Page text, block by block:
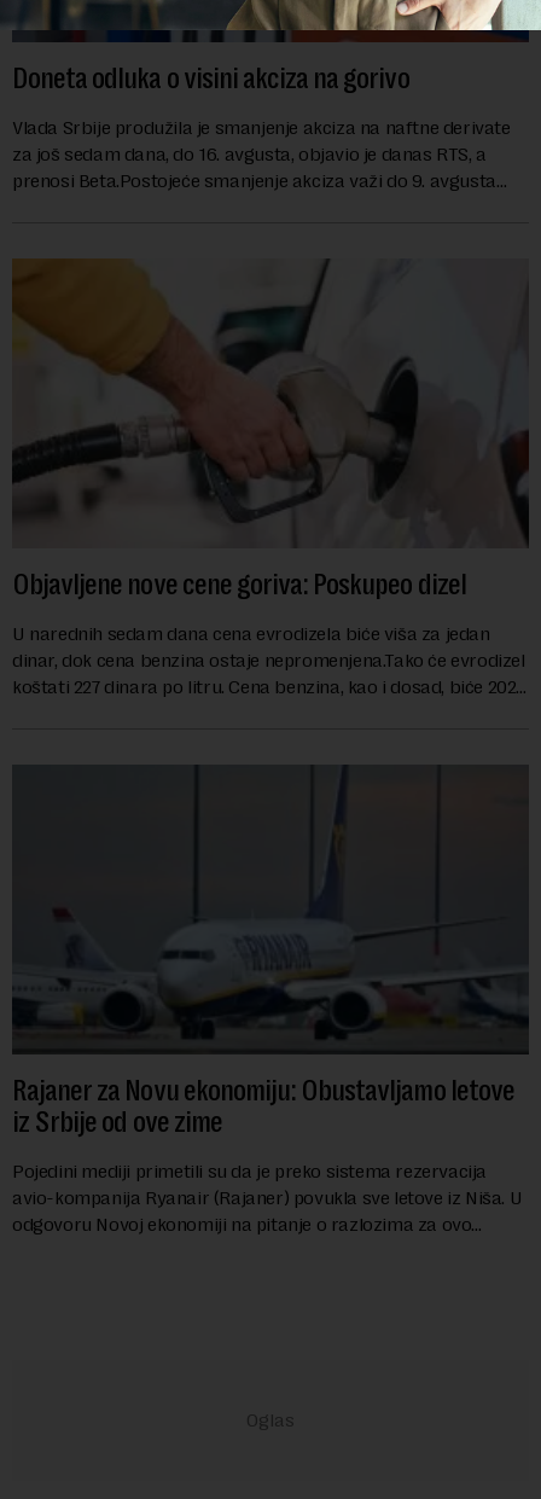
Doneta odluka o visini akciza na gorivo
Vlada Srbije produžila je smanjenje akciza na naftne derivate
za još sedam dana, do 16. avgusta, objavio je danas RTS, a
prenosi Beta.Postojeće smanjenje akciza važi do 9. avgusta
Objavljene nove cene goriva: Poskupeo dizel
U narednih sedam dana cena evrodizela biće viša za jedan
dinar, dok cena benzina ostaje nepromenjena.Tako će evrodizel
koštati 227 dinara po litru. Cena benzina, kao i dosad, biće 202
Rajaner za Novu ekonomiju: Obustavljamo letove
iz Srbije od ove zime
Pojedini mediji primetili su da je preko sistema rezervacija
avio-kompanija Ryanair (Rajaner) povukla sve letove iz Niša. U
odgovoru Novoj ekonomiji na pitanje o razlozima za ovo